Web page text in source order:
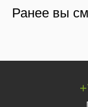
Ранее вы